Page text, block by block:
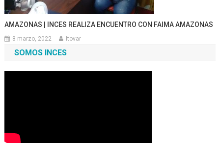
AMAZONAS | INCES REALIZA ENCUENTRO CON FAIMA AMAZONAS
8 marzo, 2022 ltovar
SOMOS INCES